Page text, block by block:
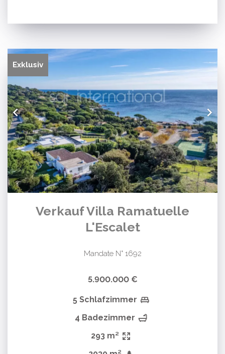
Verkauf Villa Ramatuelle
L'Escalet
Mandate N° 1692
5.900.000 €
5 Schlafzimmer
4 Badezimmer
293 m²
Exklusiv